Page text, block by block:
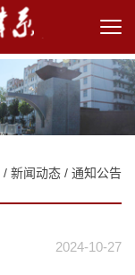
/ 新闻动态 / 通知公告
2024-10-27